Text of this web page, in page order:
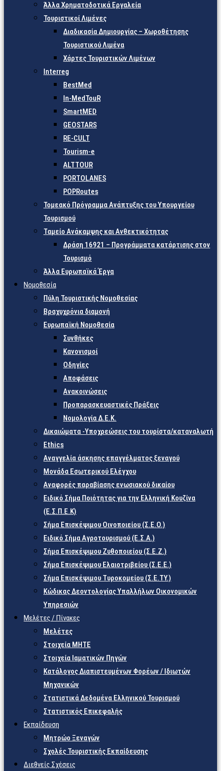
Άλλα Χρηματοδοτικά Εργαλεία
Τουριστικοί Λιμένες
Διαδικασία Δημιουργίας – Χωροθέτησης
Τουριστικού Λιμένα
Χάρτες Τουριστικών Λιμένων
Interreg
BestMed
In-MedTouR
SmartMED
GEOSTARS
RE-CULT
Tourism-e
ALTTOUR
PORTOLANES
POPRoutes
Τομεακό Πρόγραμμα Ανάπτυξης του Υπουργείου
Τουρισμού
Ταμείο Ανάκαμψης και Ανθεκτικότητας
Δράση 16921 – Προγράμματα κατάρτισης στον
Τουρισμό
Άλλα Ευρωπαϊκά Έργα
Νομοθεσία
Πύλη Τουριστικής Νομοθεσίας
Βραχυχρόνια διαμονή
Ευρωπαϊκή Νομοθεσία
Συνθήκες
Κανονισμοί
Οδηγίες
Αποφάσεις
Ανακοινώσεις
Προπαρασκευαστικές Πράξεις
Νομολογία Δ.Ε.Κ.
Δικαιώματα -Υποχρεώσεις του τουρίστα/καταναλωτή
Ethics
Αναγγελία άσκησης επαγγέλματος ξεναγού
Μονάδα Εσωτερικού Ελέγχου
Αναφορές παραβίασης ενωσιακού δικαίου
Ειδικό Σήμα Ποιότητας για την Ελληνική Κουζίνα
(Ε.Σ.Π.Ε.Κ)
Σήμα Επισκέψιμου Οινοποιείου (Σ.Ε.Ο.)
Ειδικό Σήμα Αγροτουρισμού (Ε.Σ.Α.)
Σήμα Επισκέψιμου Ζυθοποιείου (Σ.Ε.Ζ.)
Σήμα Επισκέψιμου Ελαιοτριβείου (Σ.Ε.Ε.)
Σήμα Επισκέψιμου Τυροκομείου (Σ.Ε.TY.)
Κώδικας Δεοντολογίας Υπαλλήλων Οικονομικών
Υπηρεσιών
Μελέτες / Πίνακες
Μελέτες
Στοιχεία ΜΗΤΕ
Στοιχεία Ιαματικών Πηγών
Κατάλογος Διαπιστευμένων Φορέων / Ιδιωτών
Μηχανικών
Στατιστικά Δεδομένα Ελληνικού Τουρισμού
Στατιστικός Επικεφαλής
Εκπαίδευση
Μητρώο Ξεναγών
Σχολές Τουριστικής Εκπαίδευσης
Διεθνείς Σχέσεις